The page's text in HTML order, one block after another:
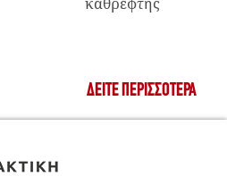
ΔΕΊΤΕ ΠΕΡΙΣΣΌΤΕΡΑ